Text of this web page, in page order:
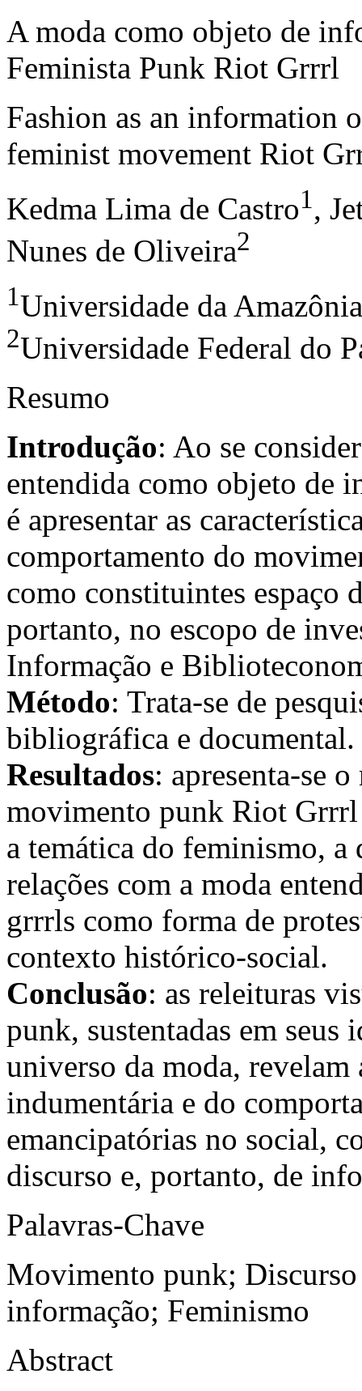
A moda como objeto de
Feminista Punk Riot Grrrl
Fashion as an information
feminist movement Riot
Kedma Lima de Castro1,
Nunes de Oliveira2
1Universidade da
2Universidade Federal do
Resumo
Introdução: Ao se
entendida como objeto de
é apresentar as
comportamento do
como constituintes espaço
portanto, no escopo de
Informação e
Método: Trata-se de
bibliográfica e documental.
Resultados: apresenta-se
movimento punk Riot Grrrl
a temática do feminismo, a
relações com a moda
grrrls como forma de
contexto histórico-social.
Conclusão: as releituras
punk, sustentadas em
universo da moda, revelam
indumentária e do
emancipatórias no social,
discurso e, portanto, de
Palavras-Chave
Movimento punk;
informação; Feminismo
Abstract